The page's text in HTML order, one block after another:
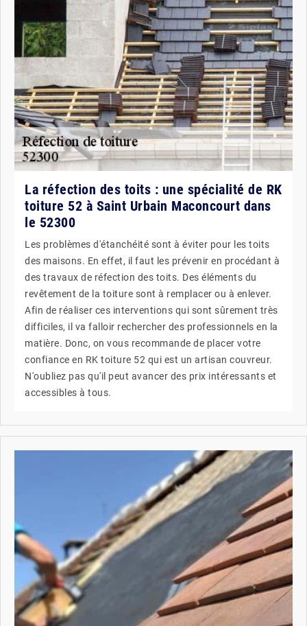
La réfection des toits : une spécialité de RK
toiture 52 à Saint Urbain Maconcourt dans
le 52300
Les problèmes d'étanchéité sont à éviter pour les toits
des maisons. En effet, il faut les prévenir en procédant à
des travaux de réfection des toits. Des éléments du
revêtement de la toiture sont à remplacer ou à enlever.
Afin de réaliser ces interventions qui sont sûrement très
difficiles, il va falloir rechercher des professionnels en la
matière. Donc, on vous recommande de placer votre
confiance en RK toiture 52 qui est un artisan couvreur.
N'oubliez pas qu'il peut avancer des prix intéressants et
accessibles à tous.